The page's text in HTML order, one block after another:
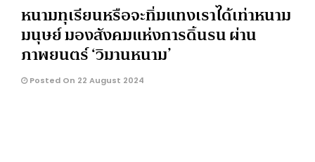
หนามทุเรียนหรือจะทิ่มแทงเราได้เท่าหนาม
มนุษย์ มองสังคมแห่งการดิ้นรน ผ่าน
ภาพยนตร์ ‘วิมานหนาม’
Posted On 22 August 2024